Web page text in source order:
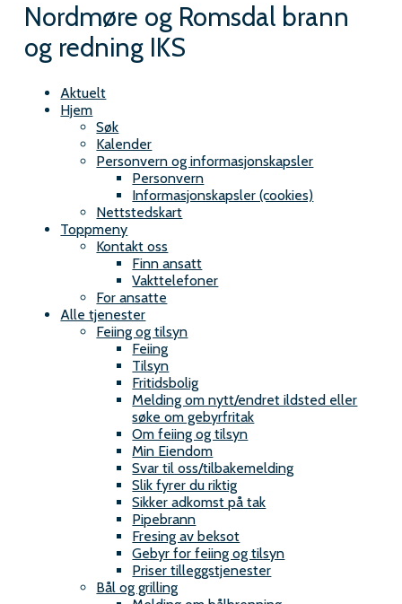
R
o
s
d
a
l
b
r
a
n
n
o
g
r
e
d
Nordmøre og Romsdal brann
og redning IKS
Aktuelt
Hjem
Søk
Kalender
Personvern og informasjonskapsler
Personvern
Informasjonskapsler (cookies)
Nettstedskart
Toppmeny
Kontakt oss
Finn ansatt
Vakttelefoner
For ansatte
Alle tjenester
Feiing og tilsyn
Feiing
Tilsyn
Fritidsbolig
Melding om nytt/endret ildsted eller
søke om gebyrfritak
Om feiing og tilsyn
Min Eiendom
Svar til oss/tilbakemelding
Slik fyrer du riktig
Sikker adkomst på tak
Pipebrann
Fresing av beksot
Gebyr for feiing og tilsyn
Priser tilleggstjenester
Bål og grilling